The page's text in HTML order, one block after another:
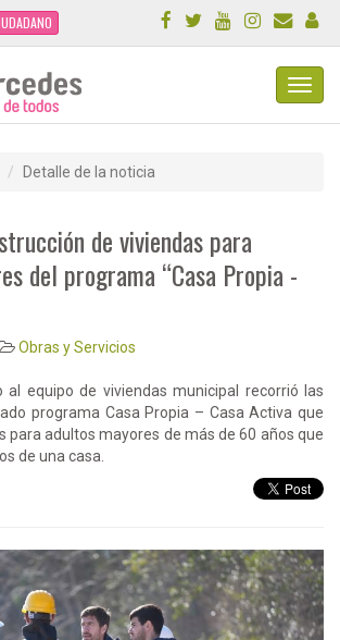
Detalle de la noticia
de viviendas para
del programa “Casa Propia -
Obras y Servicios
al equipo de viviendas municipal recorrió las
programa Casa Propia – Casa Activa que
para adultos mayores de más de 60 años que
de una casa.